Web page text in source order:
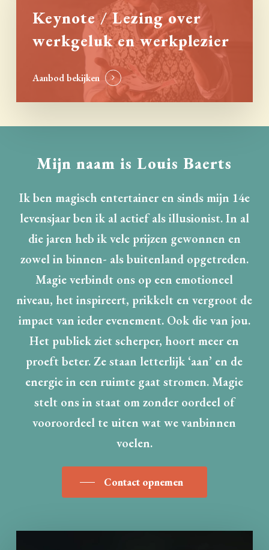
Keynote / Lezing over
werkgeluk en werkplezier
Aanbod bekijken
Mijn naam is Louis Baerts
Ik ben magisch entertainer en sinds mijn 14e
levensjaar ben ik al actief als illusionist. In al
die jaren heb ik vele prijzen gewonnen en
zowel in binnen- als buitenland opgetreden.
Magie verbindt ons op een emotioneel
niveau, het inspireert, prikkelt en vergroot de
impact van ieder evenement. Ook die van jou.
Het publiek ziet scherper, hoort meer en
proeft beter. Ze staan letterlijk ‘aan’ en de
energie in een ruimte gaat stromen. Magie
stelt ons in staat om zonder oordeel of
vooroordeel te uiten wat we vanbinnen
voelen.
Contact opnemen